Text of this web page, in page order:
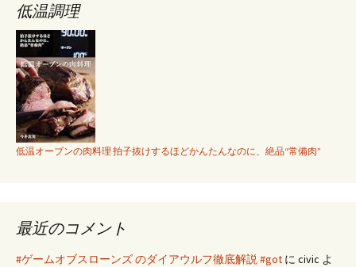
低温調理
低温オーブンの肉料理 拍子抜けするほどかんたんなのに、絶品“常備肉”
最近のコメント
#ゲームオブスローンズ のダイアウルフ徹底解説 #got に civic よ